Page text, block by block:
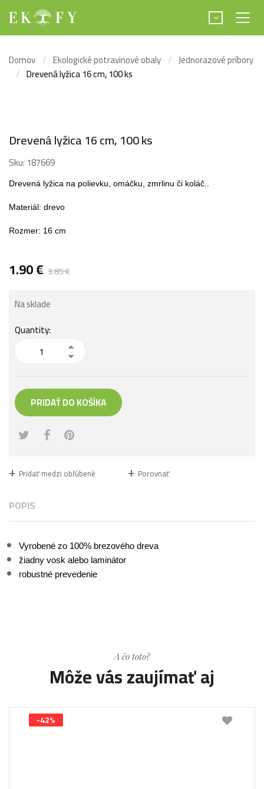
Domov Ekologické potravinové obaly
Jednorazové príbory
Drevená lyžica 16 cm, 100 ks
Drevená lyžica 16 cm, 100 ks
Sku: 187669
Drevená lyžica na polievku, omáčku, zmrlinu či koláč..
Materiál: drevo
Rozmer: 16 cm
3.85€
1.90€
Na sklade
Quantity:
PRIDAŤ DO KOŠÍKA
Pridať medzi obľúbené Porovnať
POPIS
Vyrobené zo 100% brezového dreva
žiadny vosk alebo laminátor
robustné prevedenie
A čo toto?
Môže vás zaujímať aj
-42%